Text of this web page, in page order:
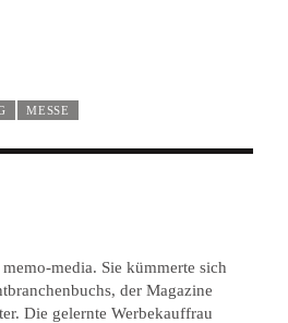
MESSE
media. Sie kümmerte sich
der Magazine
Die gelernte Werbekauffrau